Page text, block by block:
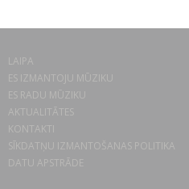
LAIPA
ES IZMANTOJU MŪZIKU
ES RADU MŪZIKU
AKTUALITĀTES
KONTAKTI
SĪKDATŅU IZMANTOŠANAS POLITIKA
DATU APSTRĀDE